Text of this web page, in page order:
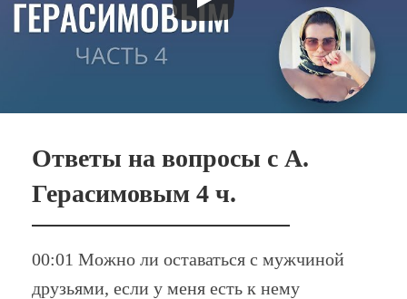
Ответы на вопросы с А.
Герасимовым 4 ч.
00:01 Можно ли оставаться с мужчиной
друзьями, если у меня есть к нему